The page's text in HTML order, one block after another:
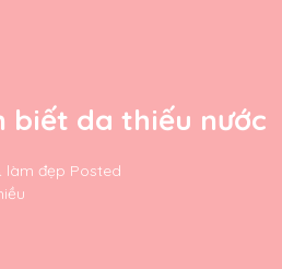
biết da thiếu nước
làm đẹp Posted